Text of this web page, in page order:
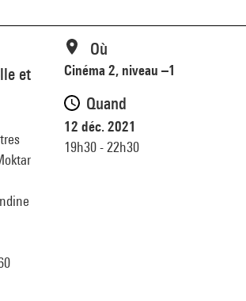
et
Où
Cinéma 2, niveau –1
Quand
12 déc. 2021
19h30 - 22h30